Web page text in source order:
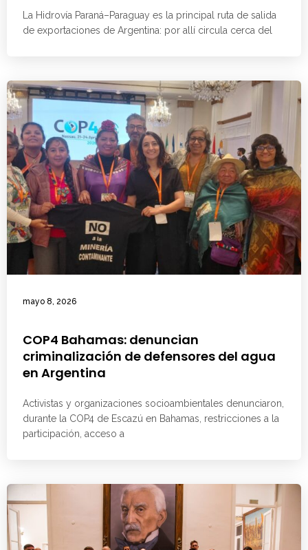
La Hidrovía Paraná–Paraguay es la principal ruta de salida
de exportaciones de Argentina: por allí circula cerca del
mayo 8, 2026
COP4 Bahamas: denuncian
criminalización de defensores del agua
en Argentina
Activistas y organizaciones socioambientales denunciaron,
durante la COP4 de Escazú en Bahamas, restricciones a la
participación, acceso a